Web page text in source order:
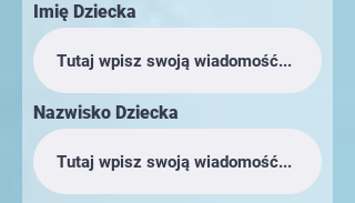
Imię Dziecka
Nazwisko Dziecka